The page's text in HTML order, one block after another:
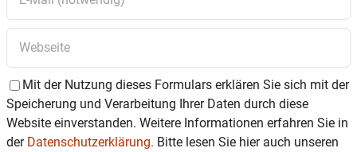
Mit der Nutzung dieses Formulars erklären Sie sich mit der
Speicherung und Verarbeitung Ihrer Daten durch diese
Website einverstanden. Weitere Informationen erfahren Sie in
der Datenschutzerklärung. Bitte lesen Sie hier auch unseren